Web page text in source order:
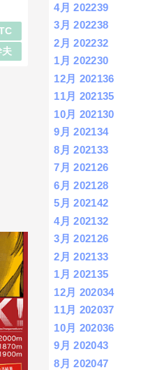
夫
4月 202239
3月 202238
2月 202232
1月 202230
12月 202136
11月 202135
10月 202130
9月 202134
8月 202133
7月 202126
6月 202128
5月 202142
4月 202132
3月 202126
2月 202133
1月 202135
12月 202034
11月 202037
10月 202036
9月 202043
8月 202047